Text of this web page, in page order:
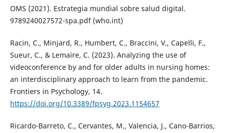
OMS (2021). Estrategia mundial sobre salud digital.
9789240027572-spa.pdf (who.int)
Racin, C., Minjard, R., Humbert, C., Braccini, V., Capelli, F.,
Sueur, C., & Lemaire, C. (2023). Analyzing the use of
videoconference by and for older adults in nursing homes:
an interdisciplinary approach to learn from the pandemic.
Frontiers in Psychology, 14.
https://doi.org/10.3389/fpsyg.2023.1154657
Ricardo-Barreto, C., Cervantes, M., Valencia, J., Cano-Barrios,